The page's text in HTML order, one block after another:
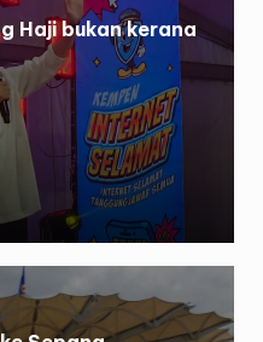
Haji bukan kerana